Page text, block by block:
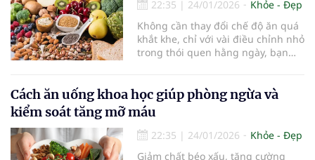
nghiệm đến hiểu nhầm về chế độ
ăn uống và thuốc điều trị.
22:35 | 24/01/2026
Khỏe - Đẹp
Không cần thay đổi chế độ ăn quá
khắt khe, chỉ với vài điều chỉnh nhỏ
trong thói quen hằng ngày, bạn
mạch. Câu chuyện của Rob Hobson
– chuyên gia dinh dưỡng nổi tiếng
tại Anh là một ví dụ điển hình.
Cách ăn uống khoa học giúp phòng ngừa và
kiểm soát tăng mỡ máu
22:35 | 24/01/2026
Khỏe - Đẹp
Giảm chất béo xấu, tăng cường